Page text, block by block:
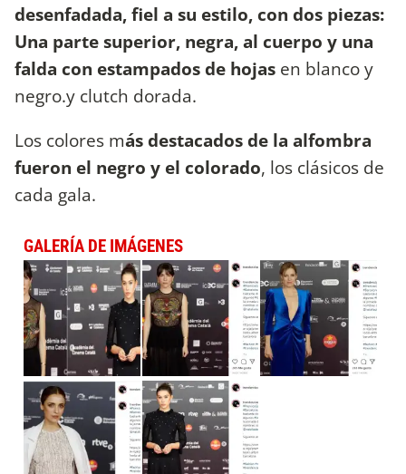
desenfadada, fiel a su estilo, con dos piezas:
Una parte superior, negra, al cuerpo y una
falda con estampados de hojas en blanco y
negro.y clutch dorada.
Los colores más destacados de la alfombra
fueron el negro y el colorado, los clásicos de
cada gala.
GALERÍA DE IMÁGENES